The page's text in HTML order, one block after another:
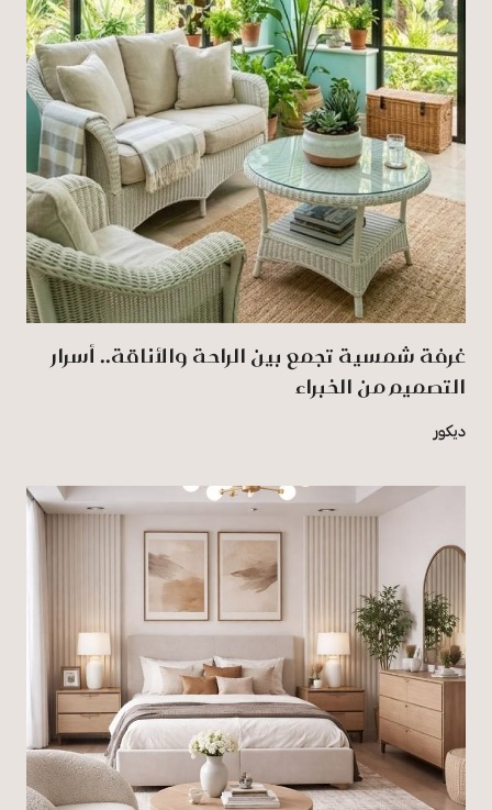
غرفة شمسية تجمع بين الراحة والأناقة.. أسرار
التصميم من الخبراء
ديكور